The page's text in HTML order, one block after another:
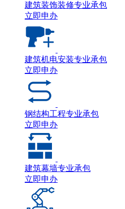
建筑装饰装修专业承包
立即申办
建筑机电安装专业承包
立即申办
钢结构工程专业承包
立即申办
建筑幕墙专业承包
立即申办